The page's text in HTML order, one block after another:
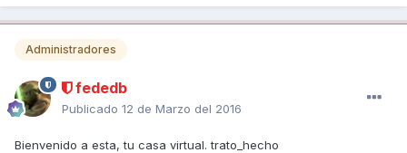
Administradores
fededb
Publicado 12 de Marzo del 2016
Bienvenido a esta, tu casa virtual. trato_hecho